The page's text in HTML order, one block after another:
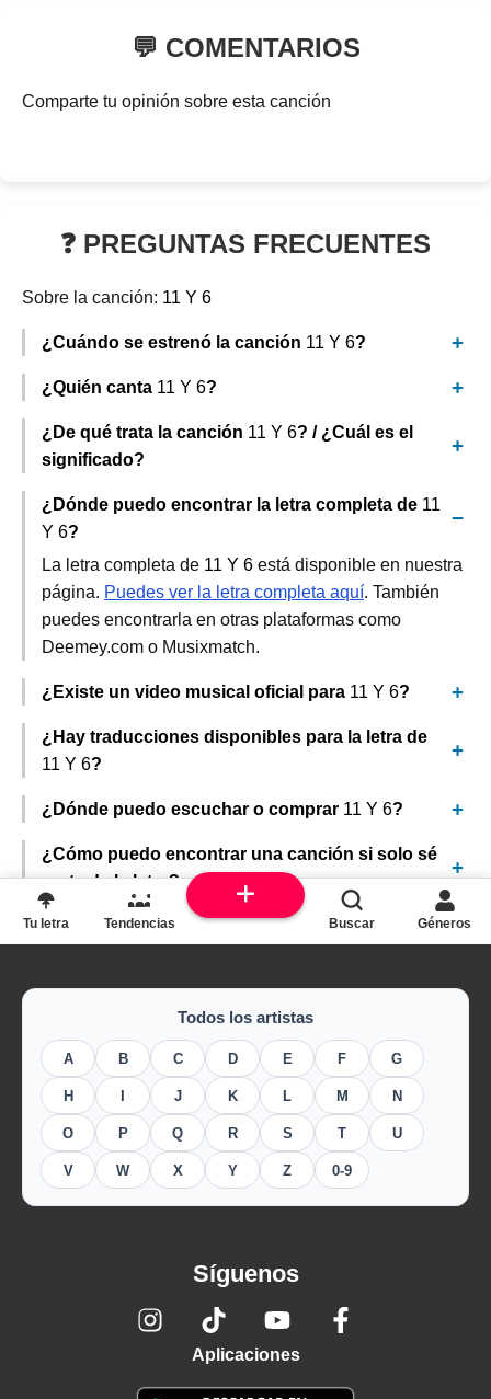
💬 COMENTARIOS
Comparte tu opinión sobre esta canción
❓ PREGUNTAS FRECUENTES
Sobre la canción: 11 Y 6
¿Cuándo se estrenó la canción 11 Y 6?
¿Quién canta 11 Y 6?
¿De qué trata la canción 11 Y 6? / ¿Cuál es el
significado?
¿Dónde puedo encontrar la letra completa de 11
Y 6?
La letra completa de 11 Y 6 está disponible en nuestra
página. Puedes ver la letra completa aquí. También
puedes encontrarla en otras plataformas como
Deemey.com o Musixmatch.
¿Existe un video musical oficial para 11 Y 6?
¿Hay traducciones disponibles para la letra de
11 Y 6?
¿Dónde puedo escuchar o comprar 11 Y 6?
¿Cómo puedo encontrar una canción si solo sé
parte de la letra?
Todos los artistas
A B C D E F G
H J K L M N
O P Q R S T U
V W X Y Z 0-9
Síguenos
Aplicaciones
Tu letra Tendencias Buscar Géneros